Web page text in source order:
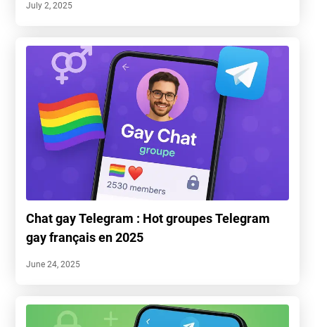
July 2, 2025
Chat gay Telegram : Hot groupes Telegram
gay français en 2025
June 24, 2025